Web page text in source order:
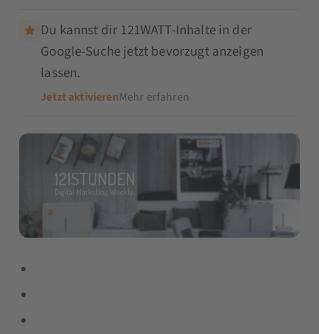
Du kannst dir 121WATT-Inhalte in der
Google-Suche jetzt bevorzugt anzeigen
lassen.
Jetzt aktivierenMehr erfahren